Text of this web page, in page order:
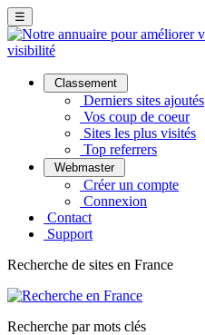
☰
Classement
Derniers sites ajoutés
Vos coup de coeur
Sites les plus visités
Top referrers
Webmaster
Créer un compte
Connexion
Contact
Support
Recherche de sites en France
Recherche par mots clés